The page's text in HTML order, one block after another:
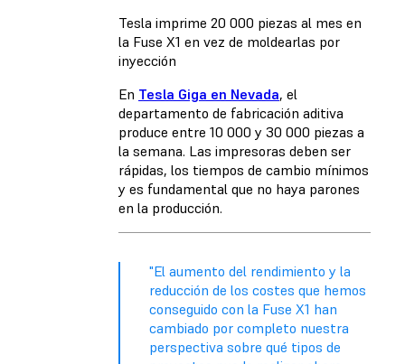
Tesla imprime 20 000 piezas al mes en
la Fuse X1 en vez de moldearlas por
inyección
En Tesla Giga en Nevada, el
departamento de fabricación aditiva
produce entre 10 000 y 30 000 piezas a
la semana. Las impresoras deben ser
rápidas, los tiempos de cambio mínimos
y es fundamental que no haya parones
en la producción.
"El aumento del rendimiento y la
reducción de los costes que hemos
conseguido con la Fuse X1 han
cambiado por completo nuestra
perspectiva sobre qué tipos de